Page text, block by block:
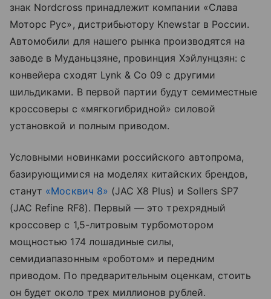
знак Nordcross принадлежит компании «Слава
Моторс Рус», дистрибьютору Knewstar в России.
Автомобили для нашего рынка производятся на
заводе в Муданьцзяне, провинция Хэйлунцзян: с
конвейера сходят Lynk & Co 09 с другими
шильдиками. В первой партии будут семиместные
кроссоверы с «мягкогибридной» силовой
установкой и полным приводом.
Условными новинками российского автопрома,
базирующимися на моделях китайских брендов,
станут «Москвич 8» (JAC X8 Plus) и Sollers SP7
(JAC Refine RF8). Первый — это трехрядный
кроссовер с 1,5-литровым турбомотором
мощностью 174 лошадиные силы,
семидиапазонным «роботом» и передним
приводом. По предварительным оценкам, стоить
он будет около трех миллионов рублей.